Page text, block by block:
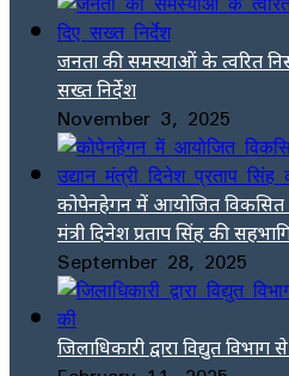
जनता की समस्याओं के त्वरित
सख्त निर्देश
November 3, 2025
कोपेनहेगन में आयोजित विकसित
मंत्री दिनेश प्रताप सिंह की
September 28, 2025
जिलाधिकारी द्वारा विद्युत